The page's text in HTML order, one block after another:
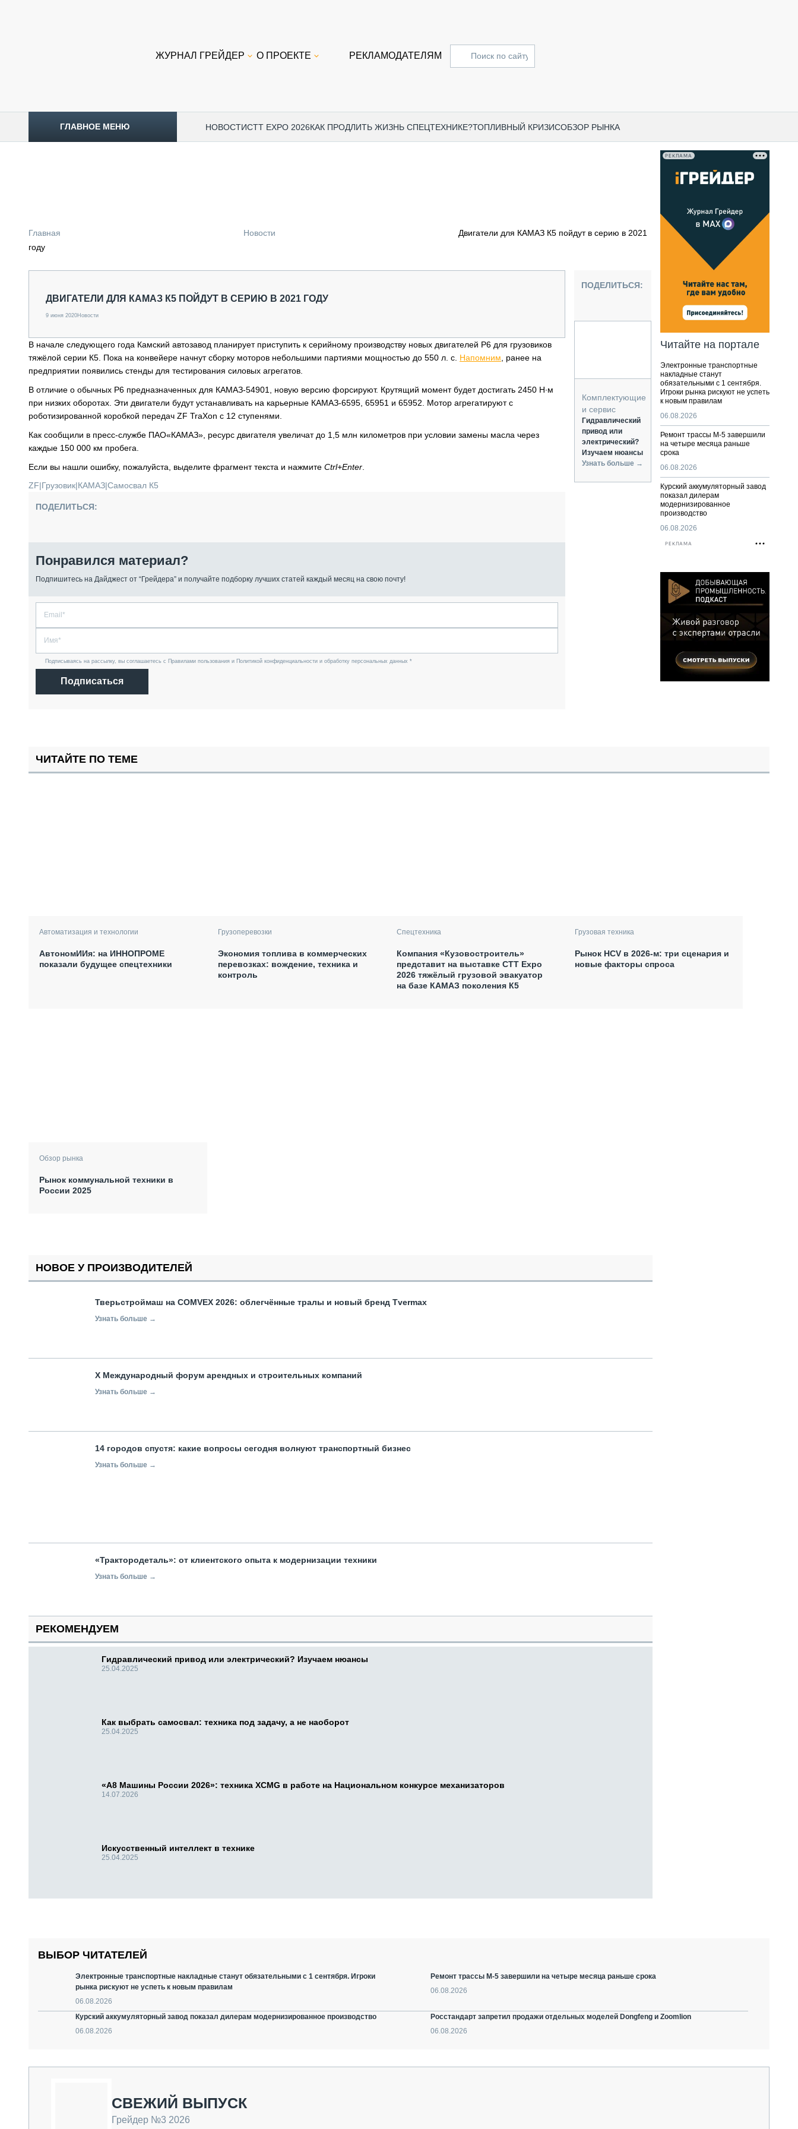
ЖУРНАЛ ГРЕЙДЕР О ПРОЕКТЕ РЕКЛАМОДАТЕЛЯМ
ГЛАВНОЕ МЕНЮ НОВОСТИCTT EXPO 2026КАК ПРОДЛИТЬ ЖИЗНЬ СПЕЦТЕХНИКЕ?ТОПЛИВНЫЙ КРИЗИСОБЗОР РЫНКА
СПЕЦТЕХНИКА И ТРАНСПОРТ
ФИНАНСЫ, ЛИЗИНГ, СТРАХОВАНИЕ
ТЕХНИКА КРУПНЫМ ПЛАНОМ
ТЕХНОЛОГИИ
ДОРОЖНАЯ ИНДУСТРИЯ
СЕРВИСМЕНЫ
ПОДЪЁМНАЯ ТЕХНИКА
ПАССАЖИРСКИЙ ТРАНСПОРТ
ЛОГИСТИКА И СКЛАД
Главная Новости
Двигатели для КАМАЗ К5 пойдут в серию в 2021
году
ДВИГАТЕЛИ ДЛЯ КАМАЗ К5 ПОЙДУТ В СЕРИЮ В 2021 ГОДУ
9 июня 2020Новости
В начале следующего года Камский автозавод планирует приступить к серийному производству новых двигателей P6 для грузовиков
тяжёлой серии К5. Пока на конвейере начнут сборку моторов небольшими партиями мощностью до 550 л. с. Напомним , ранее на
предприятии появились стенды для тестирования силовых агрегатов.
В отличие о обычных P6 предназначенных для КАМАЗ-54901, новую версию форсируют. Крутящий момент будет достигать 2450 Н∙м
при низких оборотах. Эти двигатели будут устанавливать на карьерные КАМАЗ-6595, 65951 и 65952. Мотор агрегатируют с
роботизированной коробкой передач ZF TraXon с 12 ступенями.
Как сообщили в пресс-службе ПАО«КАМАЗ», ресурс двигателя увеличат до 1,5 млн километров при условии замены масла через
каждые 150 000 км пробега.
Если вы нашли ошибку, пожалуйста, выделите фрагмент текста и нажмите Ctrl+Enter
ZF|Грузовик|КАМАЗ|Самосвал К5
ПОДЕЛИТЬСЯ:
Понравился материал?
Подпишитесь на Дайджест от “Грейдера” и получайте подборку лучших статей каждый месяц на свою почту!
Подписываясь на рассылку, вы соглашаетесь с Правилами пользования и Политикой конфиденциальности и обработку персональных данных *
Подписаться
ПОДЕЛИТЬСЯ:
Комплектующие
и сервис
Гидравлический
привод или
электрический?
Изучаем нюансы
Узнать больше →
РЕКЛАМА
Читайте на портале
Электронные транспортные
накладные станут
обязательными с 1 сентября.
Игроки рынка рискуют не успеть
к новым правилам
06.08.2026
Ремонт трассы М-5 завершили
на четыре месяца раньше
срока
06.08.2026
Курский аккумуляторный завод
показал дилерам
модернизированное
производство
06.08.2026
РЕКЛАМА
ЧИТАЙТЕ ПО ТЕМЕ
Автоматизация и технологии
АвтономИИя: на ИННОПРОМЕ
показали будущее спецтехники
Грузоперевозки
Экономия топлива в коммерческих
перевозках: вождение, техника и
контроль
Спецтехника
Компания «Кузовостроитель»
представит на выставке CTT Expo
2026 тяжёлый грузовой эвакуатор
на базе КАМАЗ поколения К5
Грузовая техника
Рынок HCV в 2026-м: три сценария и
новые факторы спроса
Обзор рынка
Рынок коммунальной техники в
России 2025
НОВОЕ У ПРОИЗВОДИТЕЛЕЙ
Тверьстроймаш на COMVEX 2026: облегчённые тралы и новый бренд Tvermax
Узнать больше →
X Международный форум арендных и строительных компаний
Узнать больше →
14 городов спустя: какие вопросы сегодня волнуют транспортный бизнес
Узнать больше →
«Трактородеталь»: от клиентского опыта к модернизации техники
Узнать больше →
РЕКОМЕНДУЕМ
Гидравлический привод или электрический? Изучаем нюансы
25.04.2025
Как выбрать самосвал: техника под задачу, а не наоборот
25.04.2025
«А8 Машины России 2026»: техника XCMG в работе на Национальном конкурсе механизаторов
14.07.2026
Искусственный интеллект в технике
25.04.2025
ВЫБОР ЧИТАТЕЛЕЙ
Электронные транспортные накладные станут обязательными с 1 сентября. Игроки
рынка рискуют не успеть к новым правилам
06.08.2026
Ремонт трассы М-5 завершили на четыре месяца раньше срока
06.08.2026
Курский аккумуляторный завод показал дилерам модернизированное производство
06.08.2026
Росстандарт запретил продажи отдельных моделей Dongfeng и Zoomlion
06.08.2026
СВЕЖИЙ ВЫПУСК
Грейдер №3 2026